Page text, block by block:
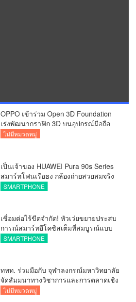
OPPO เข้าร่วม Open 3D Foundation
เร่งพัฒนากราฟิก 3D บนอุปกรณ์มือถือ
ไม่มีหมวดหมู่
เป็นเจ้าของ HUAWEI Pura 90s Series
สมาร์ทโฟนเรือธง กล้องถ่ายสวยสมจริง
ทุกระยะ พร้อมของสมนาคุณและสิทธิ
SMARTPHONE
เชื่อมต่อไร้ขีดจำกัด! หัวเว่ยขยายประสบ
การณ์สมาร์ทอีโคซิสเต็มที่สมบูรณ์แบบ
ไร้รอยต่อ ครบ จบ ในที่เดียวที่ HUAWEI
SMARTPHONE
ททท. ร่วมมือกับ จุฬาลงกรณ์มหาวิทยาลัย
จัดสัมมนาทางวิชาการและการตลาดเชิง
รุกแนะเคล็ดลับปรับธุรกิจท่องเที่ยวไทย
ไม่มีหมวดหมู่